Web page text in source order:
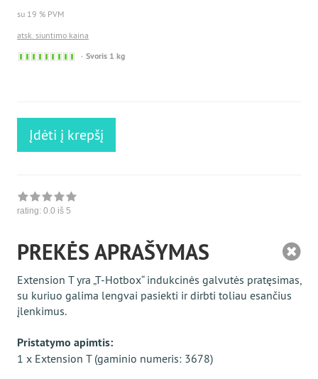
su 19 % PVM
atsk. siuntimo kaina
Sofort
Svoris 1 kg
Įdėti į krepšį
rating: 0.0 iš 5
PREKĖS APRAŠYMAS
Extension T yra „T-Hotbox“ indukcinės galvutės pratęsimas,
su kuriuo galima lengvai pasiekti ir dirbti toliau esančius
įlenkimus.
Pristatymo apimtis:
1 x Extension T (gaminio numeris: 3678)